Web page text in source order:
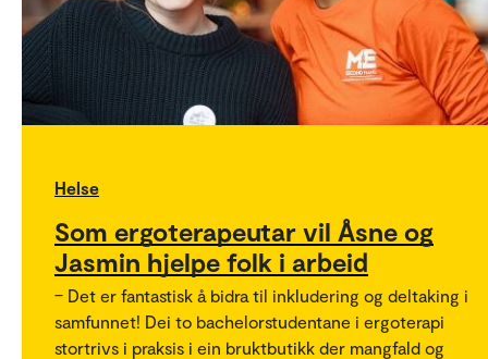
Helse
Som ergoterapeutar vil Åsne og
Jasmin hjelpe folk i arbeid
– Det er fantastisk å bidra til inkludering og deltaking i
samfunnet! Dei to bachelorstudentane i ergoterapi
stortrivs i praksis i ein bruktbutikk der mangfald og